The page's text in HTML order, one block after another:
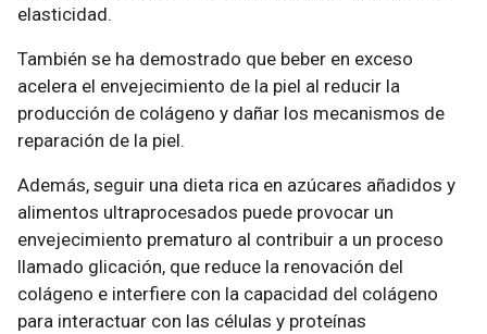
elasticidad.
También se ha demostrado que beber en exceso
acelera el envejecimiento de la piel al reducir la
producción de colágeno y dañar los mecanismos de
reparación de la piel.
Además, seguir una dieta rica en azúcares añadidos y
alimentos ultraprocesados ​​puede provocar un
envejecimiento prematuro al contribuir a un proceso
llamado glicación, que reduce la renovación del
colágeno e interfiere con la capacidad del colágeno
para interactuar con las células y proteínas